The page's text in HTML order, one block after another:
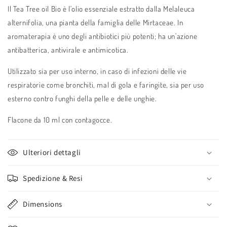
Il Tea Tree oil Bio è l'olio essenziale estratto dalla Melaleuca
alternifolia, una pianta della famiglia delle Mirtaceae. In
aromaterapia è uno degli antibiotici più potenti; ha un'azione
antibatterica, antivirale e antimicotica.
Utilizzato sia per uso interno, in caso di infezioni delle vie
respiratorie come bronchiti, mal di gola e faringite, sia per uso
esterno contro funghi della pelle e delle unghie.
Flacone da 10 ml con contagocce.
Ulteriori dettagli
Spedizione & Resi
Dimensions